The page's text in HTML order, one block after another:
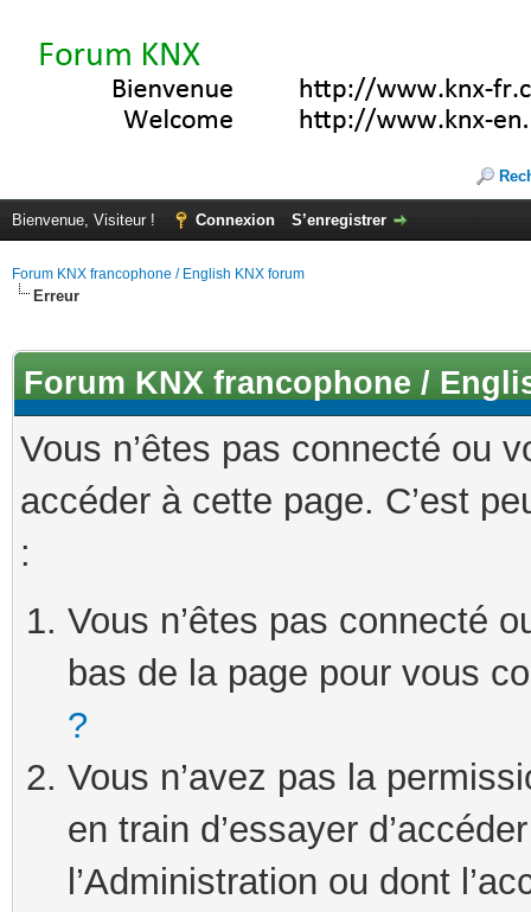
Bienvenue, Visiteur ! Connexion S’enregistrer
Forum KNX francophone / English KNX forum
Erreur
Forum KNX francophone /
Vous n’êtes pas connecté ou
accéder à cette page. C’est
:
Vous n’êtes pas connecté
bas de la page pour vous
?
Vous n’avez pas la
en train d’essayer
l’Administration ou dont